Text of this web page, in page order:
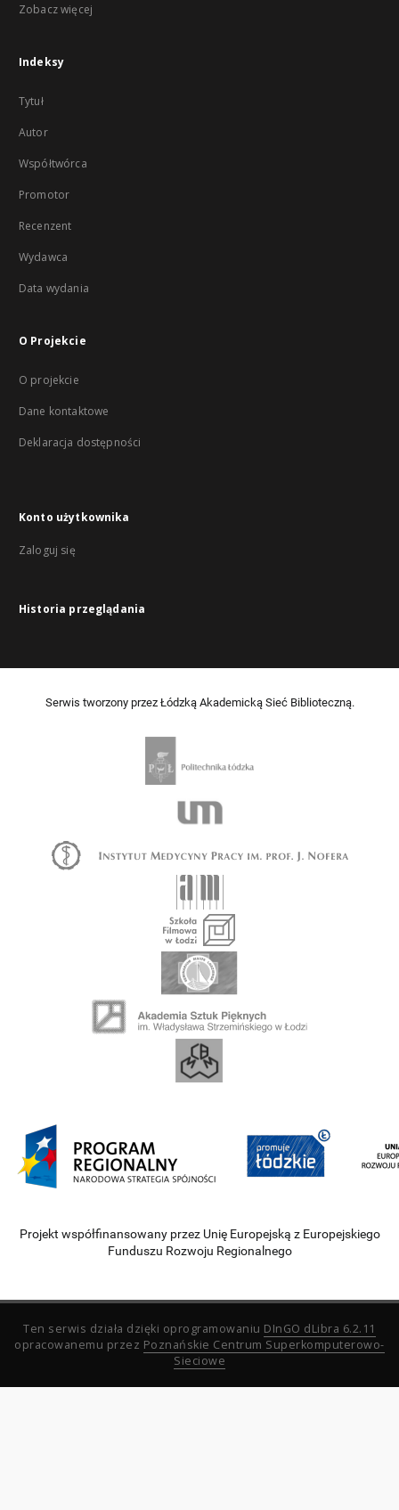
Zobacz więcej
Indeksy
Tytuł
Autor
Współtwórca
Promotor
Recenzent
Wydawca
Data wydania
O Projekcie
O projekcie
Dane kontaktowe
Deklaracja dostępności
Konto użytkownika
Zaloguj się
Historia przeglądania
Serwis tworzony przez Łódzką Akademicką Sieć Biblioteczną.
Projekt współfinansowany przez Unię Europejską z Europejskiego
Funduszu Rozwoju Regionalnego
Ten serwis działa dzięki oprogramowaniu DInGO dLibra 6.2.11
opracowanemu przez Poznańskie Centrum Superkomputerowo-
Sieciowe